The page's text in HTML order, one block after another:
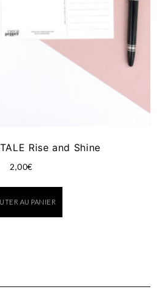
Rise and Shine
2,00€
AU PANIER